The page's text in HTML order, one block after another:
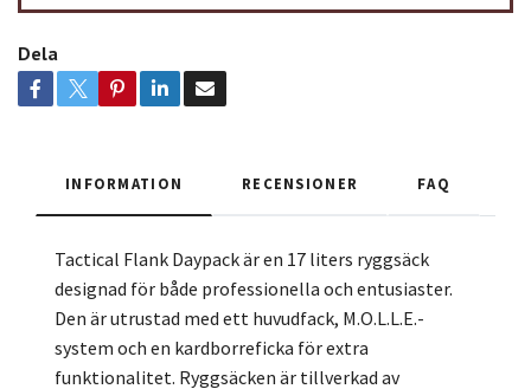
Dela
INFORMATION RECENSIONER FAQ
Tactical Flank Daypack är en 17 liters ryggsäck
designad för både professionella och entusiaster.
Den är utrustad med ett huvudfack, M.O.L.L.E.-
system och en kardborreficka för extra
funktionalitet. Ryggsäcken är tillverkad av